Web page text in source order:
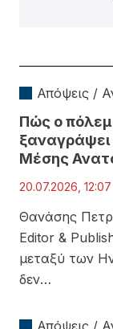
Απόψεις /
Πώς ο
ξαναγράψει
Μέσης
20.07.2026, 12:07
Θανάσης
Editor &
μεταξύ των
δεν…